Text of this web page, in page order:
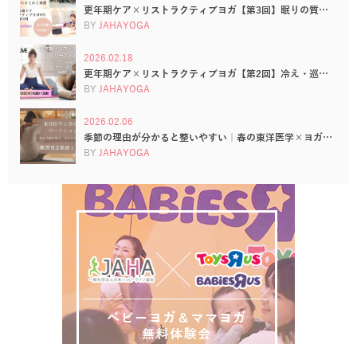
更年期ケア×リストラクティブヨガ【第3回】眠りの質…
BY JAHAYOGA
2026.02.18
更年期ケア×リストラクティブヨガ【第2回】冷え・巡…
BY JAHAYOGA
2026.02.06
季節の理由が分かると整いやすい｜春の東洋医学×ヨガ…
BY JAHAYOGA